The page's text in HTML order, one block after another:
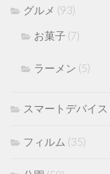
グルメ (93)
お菓子 (7)
ラーメン (5)
スマートデバイス
フィルム (35)